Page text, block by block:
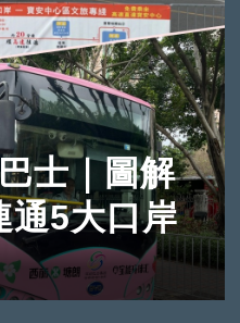
士｜圖解
通5大口岸